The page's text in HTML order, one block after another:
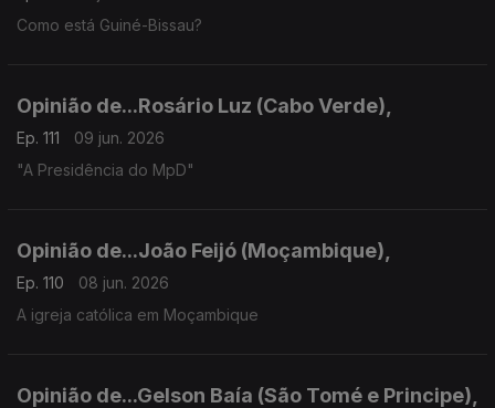
Como está Guiné-Bissau?
Opinião de...Rosário Luz (Cabo Verde),
Ep. 111
09 jun. 2026
"A Presidência do MpD"
Opinião de...João Feijó (Moçambique),
Ep. 110
08 jun. 2026
A igreja católica em Moçambique
Opinião de...Gelson Baía (São Tomé e Principe),